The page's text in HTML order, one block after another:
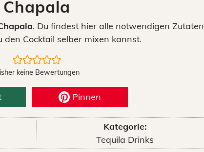
Chapala
. Du findest hier alle notwendigen Zutaten
Cocktail selber mixen kannst.
keine Bewertungen
Pinnen
Kategorie:
Tequila Drinks